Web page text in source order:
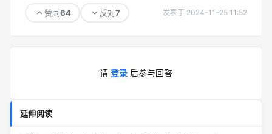
赞同64 反对7 发表于 2024-11-25 11:52
请 登录 后参与回答
延伸阅读